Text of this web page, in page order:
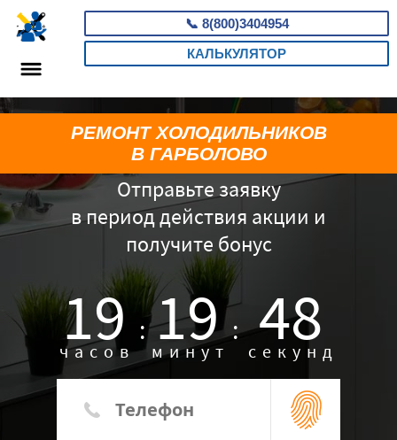
📞 8(800)3404954
КАЛЬКУЛЯТОР
Отправьте заявку
в период действия акции и
получите бонус
19 :
часов 19 :
минут 47
секунд
РЕМОНТ ХОЛОДИЛЬНИКОВ
В ГАРБОЛОВО